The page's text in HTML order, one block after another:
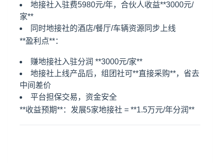
地接社入驻费5980元/年，合伙人收益**3000元/
家**
同时地接社的酒店/餐厅/车辆资源同步上线
**盈利点**：
赚地接社入驻分润 **3000元/家**
地接社上线产品后，组团社可**直接采购**，省去
中间差价
平台担保交易，资金安全
**收益预期**：发展5家地接社 = **1.5万元/年分润**